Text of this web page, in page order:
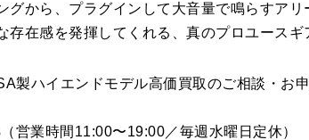
グから、プラグインして大音量で鳴らすア
存在感を発揮してくれる、真のプロユースギ
製ハイエンドモデル高価買取のご相談・お
（営業時間11:00〜19:00／毎週水曜日定休）